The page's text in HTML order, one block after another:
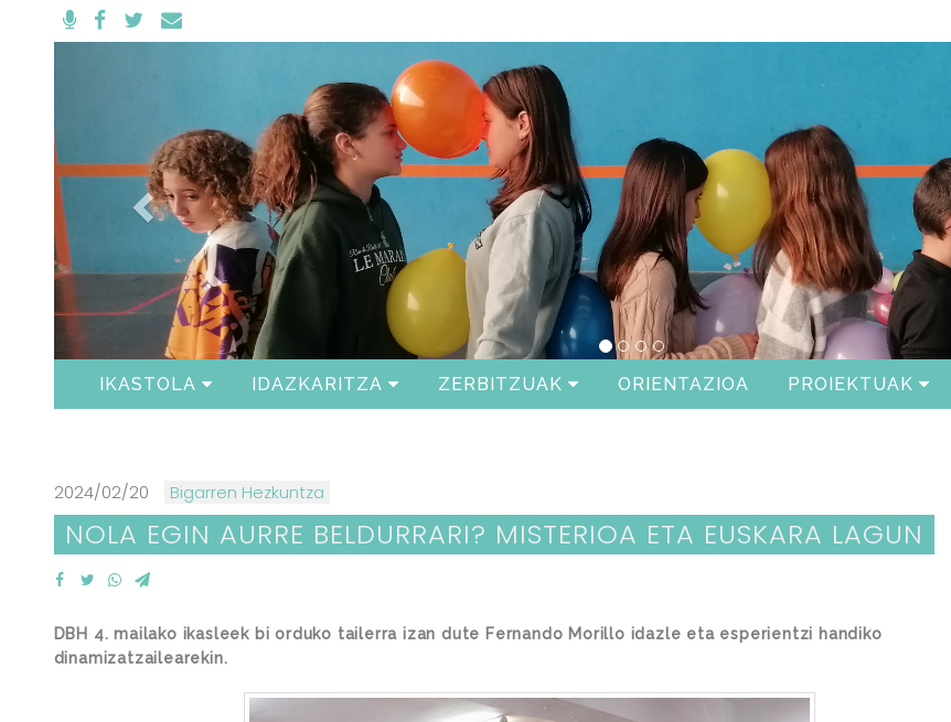
IKASTOLA IDAZKARITZA ZERBITZUAK ORIENTAZIOA PROIEKTUAK
2024/02/20 Bigarren Hezkuntza
NOLA EGIN AURRE BELDURRARI? MISTERIOA ETA EUSKARA LAGUN
DBH 4. mailako ikasleek bi orduko tailerra izan dute Fernando Morillo idazle eta esperientzi handiko
dinamizatzailearekin.